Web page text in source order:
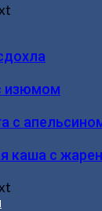
изюмом
с
каша с